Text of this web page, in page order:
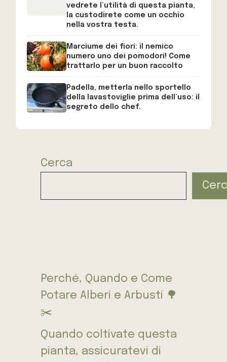
vedrete l’utilità di questa pianta,
la custodirete come un occhio
nella vostra testa.
Marciume dei fiori: il nemico
numero uno dei pomodori! Come
trattarlo per un buon raccolto
Padella, metterla nello sportello
della lavastoviglie prima dell’uso: il
segreto dello chef.
Cerca
Perché, Quando e Come
Potare Alberi e Arbusti 🌳
✂️
Quando coltivate questa
pianta, assicuratevi di